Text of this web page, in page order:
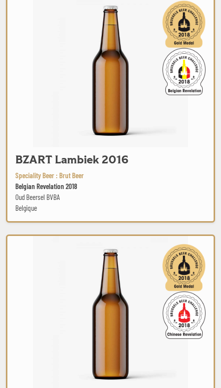
BZART Lambiek 2016
Speciality Beer : Brut Beer
Belgian Revelation 2018
Oud Beersel BVBA
Belgique